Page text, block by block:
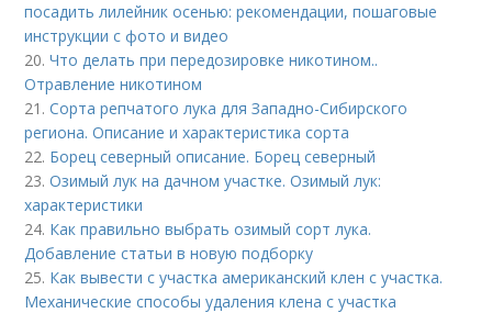
посадить лилейник осенью: рекомендации, пошаговые
инструкции с фото и видео
20.Что делать при передозировке никотином..
Отравление никотином
21.Сорта репчатого лука для Западно-Сибирского
региона. Описание и характеристика сорта
22. Борец северный описание. Борец северный
23.Озимый лук на дачном участке. Озимый лук:
характеристики
24. Как правильно выбрать озимый сорт лука.
Добавление статьи в новую подборку
25. Как вывести с участка американский клен с участка.
Механические способы удаления клена с участка